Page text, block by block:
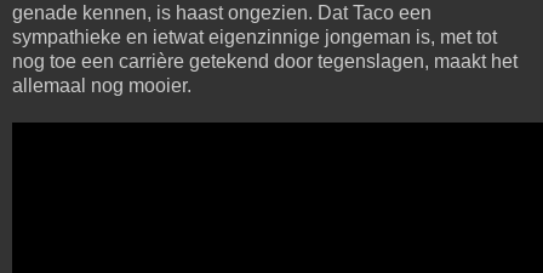
genade kennen, is haast ongezien. Dat Taco een
sympathieke en ietwat eigenzinnige jongeman is, met tot
nog toe een carrière getekend door tegenslagen, maakt het
allemaal nog mooier.